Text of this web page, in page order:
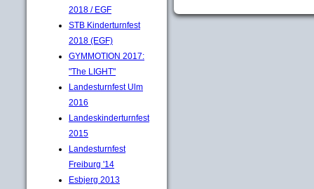
2018 / EGF
STB Kinderturnfest
2018 (EGF)
GYMMOTION 2017:
"The LIGHT"
Landesturnfest Ulm
2016
Landeskinderturnfest
2015
Landesturnfest
Freiburg '14
Esbjerg 2013